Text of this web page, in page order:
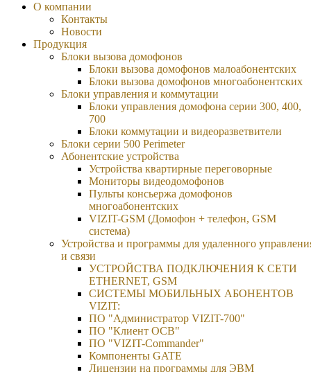
О компании
Контакты
Новости
Продукция
Блоки вызова домофонов
Блоки вызова домофонов малоабонентских
Блоки вызова домофонов многоабонентских
Блоки управления и коммутации
Блоки управления домофона серии 300, 400,
700
Блоки коммутации и видеоразветвители
Блоки серии 500 Perimeter
Абонентские устройства
Устройства квартирные переговорные
Мониторы видеодомофонов
Пульты консьержа домофонов
многоабонентских
VIZIT-GSM (Домофон + телефон, GSM
система)
Устройства и программы для удаленного
и связи
УСТРОЙСТВА ПОДКЛЮЧЕНИЯ К СЕТИ
ETHERNET, GSM
CИСТЕМЫ МОБИЛЬНЫХ АБОНЕНТОВ
VIZIT:
ПО "Администратор VIZIT-700"
ПО "Клиент ОСВ"
ПО "VIZIT-Commander"
Компоненты GATE
Лицензии на программы для ЭВМ